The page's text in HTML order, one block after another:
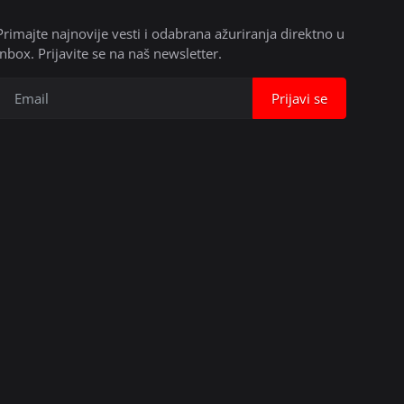
najnovije vesti i odabrana ažuriranja direktno u
Prijavite se na naš newsletter.
Prijavi se